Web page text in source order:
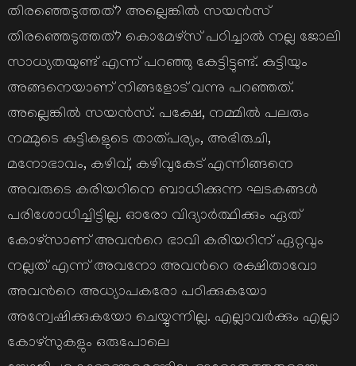
തിരഞ്ഞെടുത്തത്? അല്ലെങ്കില്‍ സയന്‍സ്
തിരഞ്ഞെടുത്തത്? കൊമേഴ്സ് പഠിച്ചാല്‍ നല്ല ജോലി
സാധ്യതയുണ്ട് എന്ന് പറഞ്ഞു കേട്ടിട്ടുണ്ട്. കുട്ടിയും
അങ്ങനെയാണ് നിങ്ങളോട് വന്നു പറഞ്ഞത്.
അല്ലെങ്കില്‍ സയന്‍സ്. പക്ഷേ, നമ്മില്‍ പലരും
നമ്മുടെ കുട്ടികളുടെ താത്പര്യം, അഭിരുചി,
മനോഭാവം, കഴിവ്, കഴിവുകേട് എന്നിങ്ങനെ
അവരുടെ കരിയറിനെ ബാധിക്കുന്ന ഘടകങ്ങള്‍
പരിശോധിച്ചിട്ടില്ല. ഓരോ വിദ്യാര്‍ത്ഥിക്കും ഏത്
കോഴ്സാണ് അവന്‍റെ ഭാവി കരിയറിന് ഏറ്റവും
നല്ലത് എന്ന് അവനോ അവന്‍റെ രക്ഷിതാവോ
അവന്‍റെ അധ്യാപകരോ പഠിക്കുകയോ
അന്വേഷിക്കുകയോ ചെയ്യുന്നില്ല. എല്ലാവര്‍ക്കും എല്ലാ
കോഴ്സുകളും ഒരുപോലെ